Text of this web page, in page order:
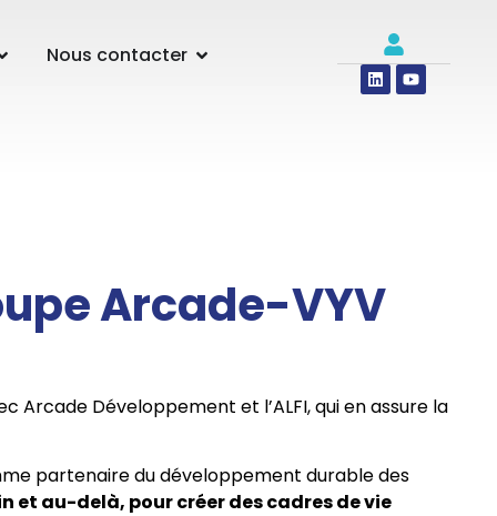
Nous contacter
Arcade-VYV
Arcade Développement et l’ALFI, qui en assure la
partenaire du développement durable des
et au-delà, pour créer des cadres de vie